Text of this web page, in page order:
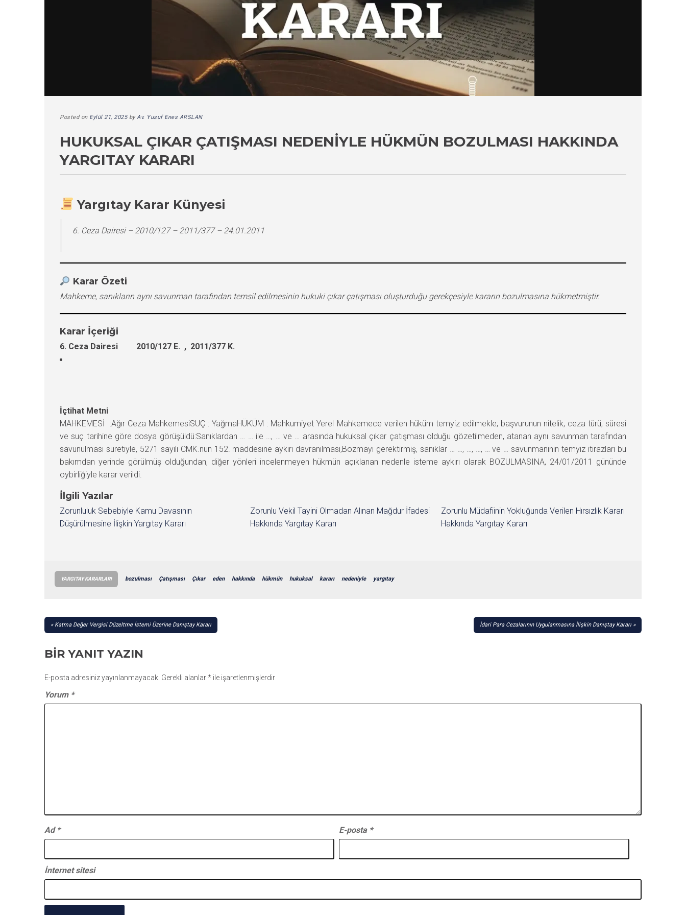
Posted on Eylül 21, 2025byAv. Yusuf Enes ARSLAN
HUKUKSAL ÇIKAR ÇATIŞMASI NEDENIYLE HÜKMÜN BOZULMASI HAKKINDA
YARGITAY KARARI
Yargıtay Karar Künyesi
6. Ceza Dairesi – 2010/127 – 2011/377 – 24.01.2011
Karar Özeti
Mahkeme, sanıkların aynı savunman tarafından temsil edilmesinin hukuki çıkar çatışması oluşturduğu gerekçesiyle kararın bozulmasına hükmetmiştir.
Karar İçeriği
6. Ceza Dairesi 2010/127 E. , 2011/377 K.
İçtihat Metni
MAHKEMESİ :Ağır Ceza MahkemesiSUÇ : YağmaHÜKÜM : Mahkumiyet Yerel Mahkemece verilen hüküm temyiz edilmekle; başvurunun nitelik, ceza türü, süresi
ve suç tarihine göre dosya görüşüldü:Sanıklardan … … ile …, … ve … arasında hukuksal çıkar çatışması olduğu gözetilmeden, atanan aynı savunman tarafından
savunulması suretiyle, 5271 sayılı CMK.nun 152. maddesine aykırı davranılması,Bozmayı gerektirmiş, sanıklar … …, …, …, … ve … savunmanının temyiz itirazları bu
bakımdan yerinde görülmüş olduğundan, diğer yönleri incelenmeyen hükmün açıklanan nedenle isteme aykırı olarak BOZULMASINA, 24/01/2011 gününde
oybirliğiyle karar verildi.
İlgili Yazılar
Zorunluluk Sebebiyle Kamu Davasının
Düşürülmesine İlişkin Yargıtay Kararı
Zorunlu Vekil Tayini Olmadan Alınan Mağdur İfadesi
Hakkında Yargıtay Kararı
Zorunlu Müdafiinin Yokluğunda Verilen Hırsızlık Kararı
Hakkında Yargıtay Kararı
YARGITAY KARARLARI bozulması Çatışması Çıkar eden hakkında hükmün hukuksal kararı nedeniyle yargıtay
YAZI
Katma Değer Vergisi Düzeltme İstemi Üzerine Danıştay Kararı İdari Para Cezalarının Uygulanmasına İlişkin Danıştay Kararı
BIR YANIT YAZIN
E-posta adresiniz yayınlanmayacak. Gerekli alanlar* ile işaretlenmişlerdir
Yorum *
Ad * E-posta *
İnternet sitesi